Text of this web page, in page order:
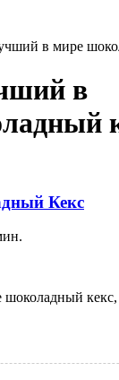
в мире
в
Кекс
кекс,